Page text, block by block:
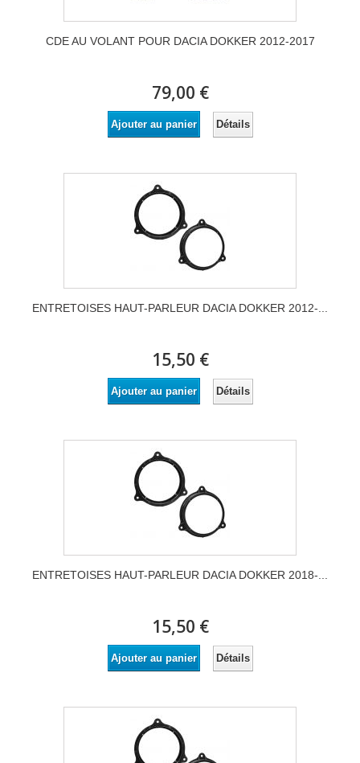
CDE AU VOLANT POUR DACIA DOKKER 2012-2017
79,00 €
Ajouter au panier Détails
ENTRETOISES HAUT-PARLEUR DACIA DOKKER 2012-...
15,50 €
Ajouter au panier Détails
ENTRETOISES HAUT-PARLEUR DACIA DOKKER 2018-...
15,50 €
Ajouter au panier Détails